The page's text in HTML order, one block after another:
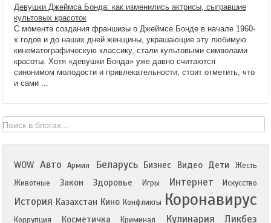
Девушки Джеймса Бонда: как изменились актрисы, сыгравшие
культовых красоток
С момента создания франшизы о Джеймсе Бонде в начале 1960-
х годов и до наших дней женщины, украшающие эту любимую
кинематографическую классику, стали культовыми символами
красоты. Хотя «девушки Бонда» уже давно считаются
синонимом молодости и привлекательности, стоит отметить, что
и сами ...
WOW Авто Армия Беларусь Бизнес Видео Дети
Жесть
Животные
Закон Здоровье Игры Интернет Искусство
История Казахстан Кино Конфликты Коронавирус
Коррупция Косметичка Криминал Кулинария Ликбез